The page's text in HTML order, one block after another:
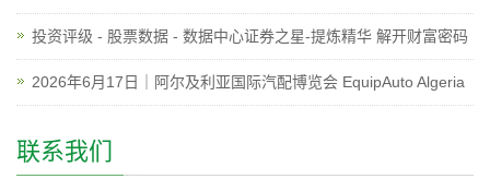
投资评级 - 股票数据 - 数据中心证券之星-提炼精华 解开财富密码
2026年6月17日｜阿尔及利亚国际汽配博览会 EquipAuto Algeria
联系我们